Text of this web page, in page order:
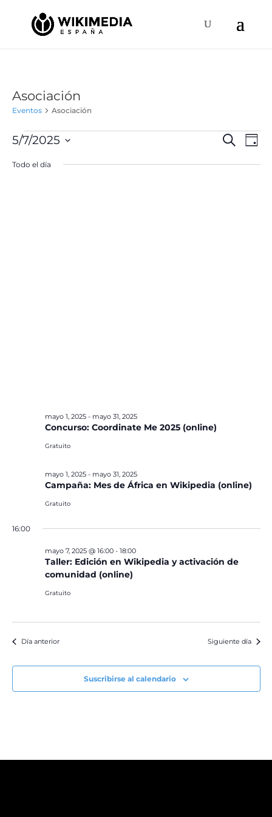
Asociación
Eventos Asociación
Eventos
mayo
Buscar
de
Día
5/7/2025
la
Todo el día
Concurso: Coordinate Me 2025 (online)
mayo 1, 2025- mayo 31, 2025
Gratuito
Campaña: Mes de África en Wikipedia (online)
mayo 1, 2025- mayo 31, 2025
Gratuito
16:00
Taller: Edición en Wikipedia y activación de
comunidad (online)
mayo 7, 2025 @ 16:00- 18:00
Gratuito
Día anterior Siguiente día
Suscribirse al calendario